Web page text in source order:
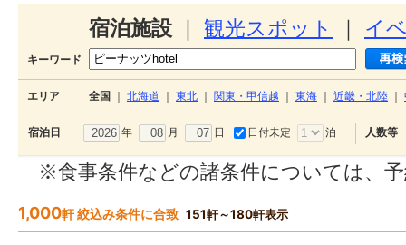
宿泊施設 観光スポット イ
キーワード
エリア 全国 北海道 東北 関東・甲信越 東海 近畿・北陸
宿泊日 年 月 日 日付未定 泊 人数等
※食事条件などの諸条件については、
1,000軒 絞込み条件に合致 151軒～180軒表示